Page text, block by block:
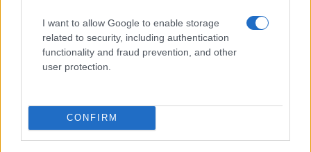
I want to allow Google to enable storage
related to security, including authentication
functionality and fraud prevention, and other
user protection.
CONFIRM
Anche perché il successore Andrea De Gennaro è
in scadenza. Ed è prassi che gli alti vertici militari,
una volta terminato il loro compito, si siedano
sulla poltrona più alta di una partecipata pubblica.
Autorità “indipendenti”
Il capitolo più delicato riguarda le autorità di